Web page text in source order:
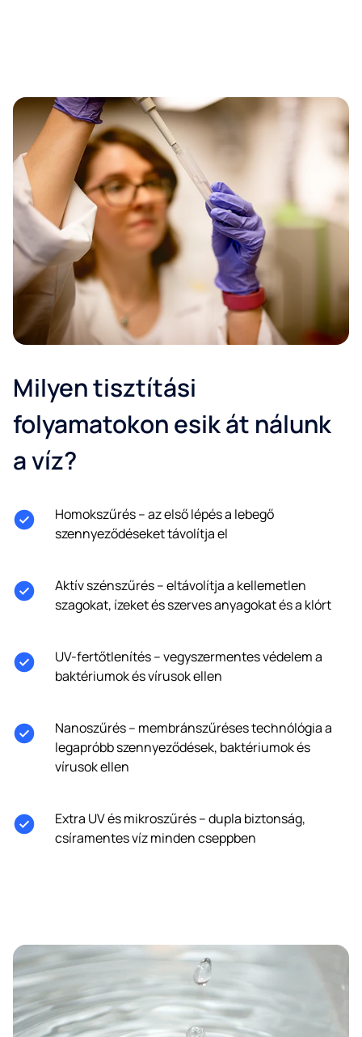
Milyen tisztítási
folyamatokon esik át nálunk
a víz?
Homokszűrés – az első lépés a lebegő
szennyeződéseket távolítja el
Aktív szénszűrés – eltávolítja a kellemetlen
szagokat, ízeket és szerves anyagokat és a klórt
UV-fertőtlenítés – vegyszermentes védelem a
baktériumok és vírusok ellen
Nanoszűrés – membránszűréses technólógia a
legapróbb szennyeződések, baktériumok és
vírusok ellen
Extra UV és mikroszűrés – dupla biztonság,
csíramentes víz minden cseppben